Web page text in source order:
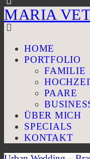
MARIA
HOME
PORTFOLIO
FAMILIE
PAARE
ÜBER MICH
SPECIALS
KONTAKT